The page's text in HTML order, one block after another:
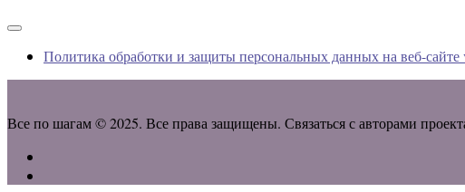
Политика обработки и защиты персональных данных на веб-сайте
Все по шагам © 2025. Все права защищены. Связаться с авторами